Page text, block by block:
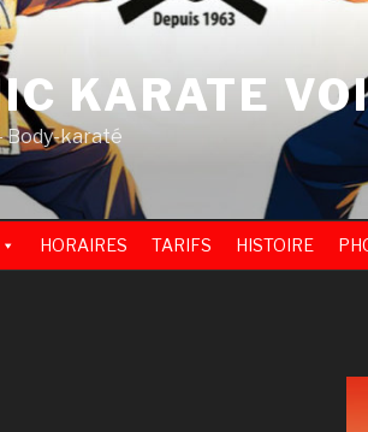
KARATE
Body-karaté
HORAIRES TARIFS HISTOIRE